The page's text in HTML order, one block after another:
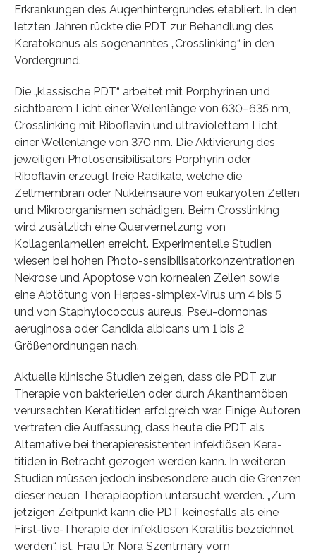
Erkrankungen des Augenhintergrundes etabliert. In den
letzten Jahren rückte die PDT zur Behandlung des
Keratokonus als sogenanntes „Crosslinking“ in den
Vordergrund.
Die „klassische PDT“ arbeitet mit Porphyrinen und
sichtbarem Licht einer Wellenlänge von 630–635 nm,
Crosslinking mit Riboflavin und ultraviolettem Licht
einer Wellenlänge von 370 nm. Die Aktivierung des
jeweiligen Photosensibilisators Porphyrin oder
Riboflavin erzeugt freie Radikale, welche die
Zellmembran oder Nukleinsäure von eukaryoten Zellen
und Mikroorganismen schädigen. Beim Crosslinking
wird zusätzlich eine Quervernetzung von
Kollagenlamellen erreicht. Experimentelle Studien
wiesen bei hohen Photo-sensibilisatorkonzentrationen
Nekrose und Apoptose von kornealen Zellen sowie
eine Abtötung von Herpes-simplex-Virus um 4 bis 5
und von Staphylococcus aureus, Pseu-domonas
aeruginosa oder Candida albicans um 1 bis 2
Größenordnungen nach.
Aktuelle klinische Studien zeigen, dass die PDT zur
Therapie von bakteriellen oder durch Akanthamöben
verursachten Keratitiden erfolgreich war. Einige Autoren
vertreten die Auffassung, dass heute die PDT als
Alternative bei therapieresistenten infektiösen Kera-
titiden in Betracht gezogen werden kann. In weiteren
Studien müssen jedoch insbesondere auch die Grenzen
dieser neuen Therapieoption untersucht werden. „Zum
jetzigen Zeitpunkt kann die PDT keinesfalls als eine
First-live-Therapie der infektiösen Keratitis bezeichnet
werden“, ist. Frau Dr. Nora Szentmáry vom